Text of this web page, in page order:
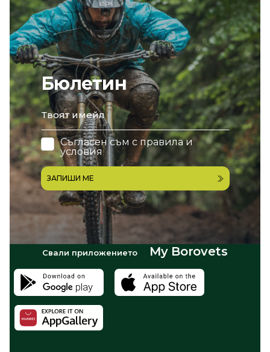
Бюлетин
email
Съгласен съм с правила и
условия
ЗАПИШИ МЕ
Свали приложението My Borovets